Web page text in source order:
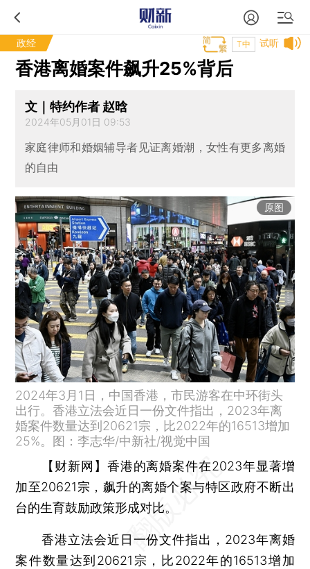
政经 试听
T中
香港离婚案件飙升25%背后
文｜特约作者 赵晗
2024年05月01日 09:53
家庭律师和婚姻辅导者见证离婚潮，女性有更多离婚
的自由
原图
2024年3月1日，中国香港，市民游客在中环街头
出行。香港立法会近日一份文件指出，2023年离
婚案件数量达到20621宗，比2022年的16513增加
25%。图：李志华/中新社/视觉中国
【财新网】 香港的离婚案件在2023年显著增
加至20621宗，飙升的离婚个案与特区政府不断出
台的生育鼓励政策形成对比。
香港立法会近日一份文件指出，2023年离婚
案件数量达到20621宗，比2022年的16513增加